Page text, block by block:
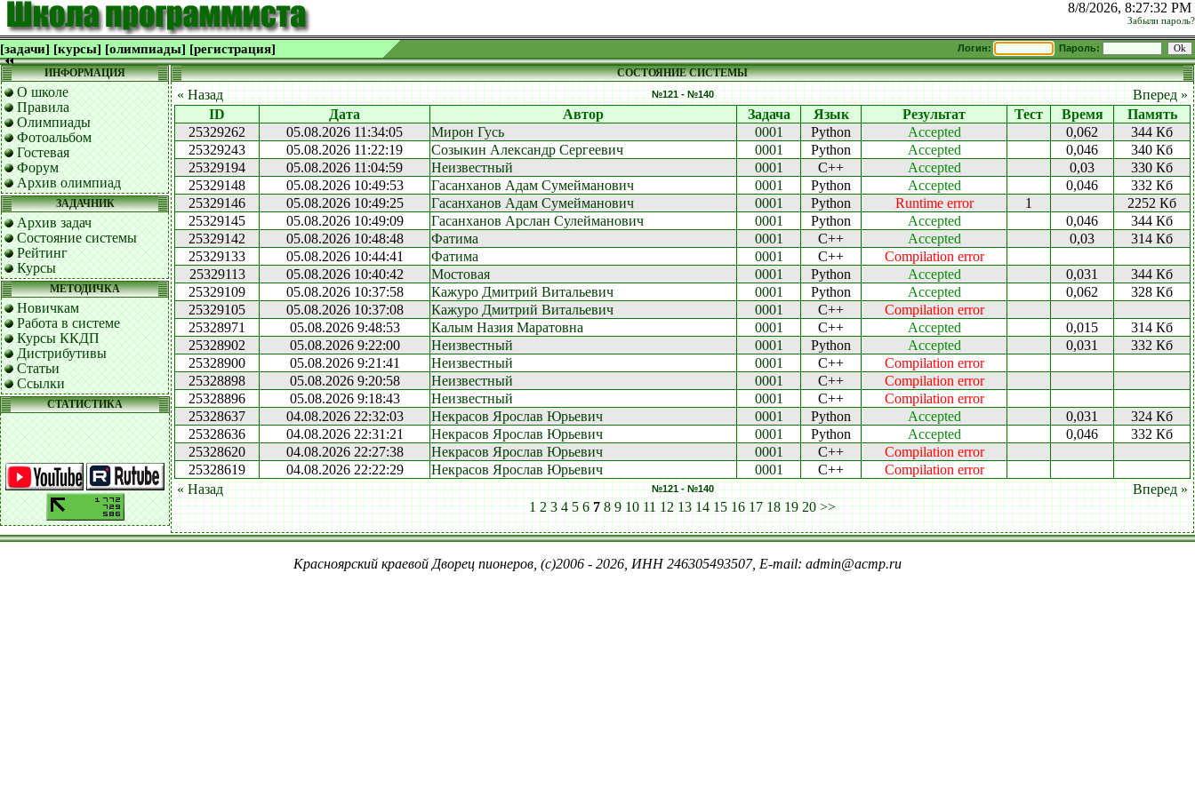
8/8/2026, 8:27:32 PM
Забыли пароль?
[задачи] [курсы] [олимпиады] [регистрация] Логин: Пароль:
ИНФОРМАЦИЯ
О школе
Правила
Олимпиады
Фотоальбом
Гостевая
Форум
Архив олимпиад
ЗАДАЧНИК
Архив задач
Состояние системы
Рейтинг
Курсы
МЕТОДИЧКА
Новичкам
Работа в системе
Курсы ККДП
Дистрибутивы
Статьи
Ссылки
СТАТИСТИКА
СОСТОЯНИЕ СИСТЕМЫ
« Назад №121 - №140
Вперед »
ID
Дата Автор Задача Язык Результат Тест Время
Память
25329262
05.08.2026 11:34:05 Мирон Гусь 0001 Python Accepted 0,062
344 Кб
25329243
05.08.2026 11:22:19 Созыкин Александр Сергеевич 0001 Python Accepted 0,046
340 Кб
25329194
05.08.2026 11:04:59 Неизвестный 0001 C++ Accepted 0,03
330 Кб
25329148
05.08.2026 10:49:53 Гасанханов Адам Сумейманович 0001 Python Accepted 0,046
332 Кб
25329146
05.08.2026 10:49:25 Гасанханов Адам Сумейманович 0001 Python Runtime error 1
2252 Кб
25329145
05.08.2026 10:49:09 Гасанханов Арслан Сулейманович 0001 Python Accepted 0,046
344 Кб
25329142
05.08.2026 10:48:48 Фатима 0001 C++ Accepted 0,03
314 Кб
25329133
05.08.2026 10:44:41 Фатима 0001 C++
Compilation error
25329113
05.08.2026 10:40:42 Мостовая 0001 Python Accepted 0,031
344 Кб
25329109
05.08.2026 10:37:58 Кажуро Дмитрий Витальевич 0001 Python Accepted 0,062
328 Кб
25329105
05.08.2026 10:37:08 Кажуро Дмитрий Витальевич 0001 C++
Compilation error
25328971
05.08.2026 9:48:53 Калым Назия Маратовна 0001 C++ Accepted 0,015
314 Кб
25328902
05.08.2026 9:22:00 Неизвестный 0001 Python Accepted 0,031
332 Кб
25328900
05.08.2026 9:21:41 Неизвестный 0001 C++
Compilation error
25328898
05.08.2026 9:20:58 Неизвестный 0001 C++
Compilation error
25328896
05.08.2026 9:18:43 Неизвестный 0001 C++
Compilation error
25328637
04.08.2026 22:32:03 Некрасов Ярослав Юрьевич 0001 Python Accepted 0,031
324 Кб
25328636
04.08.2026 22:31:21 Некрасов Ярослав Юрьевич 0001 Python Accepted 0,046
332 Кб
25328620
04.08.2026 22:27:38 Некрасов Ярослав Юрьевич 0001 C++
Compilation error
25328619
04.08.2026 22:22:29 Некрасов Ярослав Юрьевич 0001 C++
Compilation error
« Назад
№121 - №140
Вперед »
1 2 3 4 5 6 7 8 9 10 11 12 13 14 15 16 17 18 19 20 >>
Красноярский краевой Дворец пионеров, (c)2006 - 2026, ИНН 246305493507, E-mail: admin@acmp.ru